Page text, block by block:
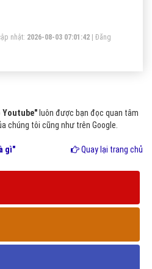
nhật: 2026-08-03 07:01:42
Đăng
Youtube" luôn được bạn đọc quan tâm
chúng tôi cũng như trên Google.
gì" Quay lại trang chủ